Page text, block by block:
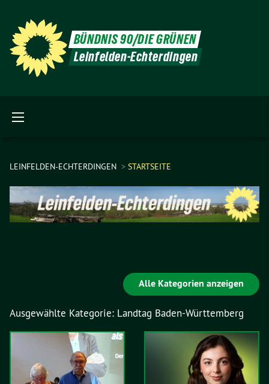
BÜNDNIS 90/DIE GRÜNEN
Leinfelden-Echterdingen
LEINFELDEN-ECHTERDINGEN STARTSEITE
Alle Kategorien anzeigen
Ausgewählte Kategorie: Landtag Baden-Württemberg